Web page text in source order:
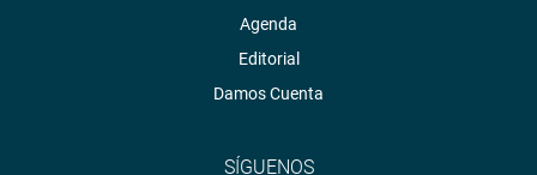
Agenda
Editorial
Damos Cuenta
SÍGUENOS